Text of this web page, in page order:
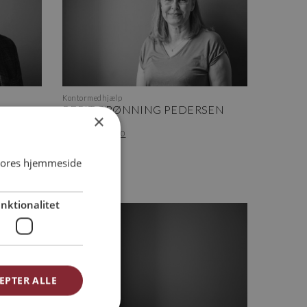
Kontormedhjælp
BERIT GRØNNING PEDERSEN
btn@arkvh.dk
+45 75 62 15 20
×
hjemmeside
ALLE